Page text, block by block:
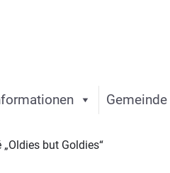
Gemeinde
but Goldies“